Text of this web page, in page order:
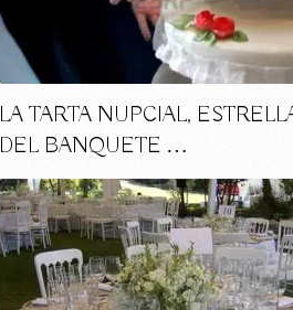
LA TARTA NUPCIAL,
DEL BANQUETE …